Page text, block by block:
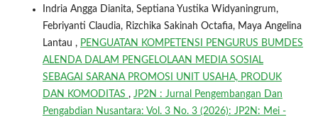
Indria Angga Dianita, Septiana Yustika Widyaningrum,
Febriyanti Claudia, Rizchika Sakinah Octafia, Maya Angelina
Lantau , PENGUATAN KOMPETENSI PENGURUS BUMDES
ALENDA DALAM PENGELOLAAN MEDIA SOSIAL
SEBAGAI SARANA PROMOSI UNIT USAHA, PRODUK
DAN KOMODITAS , JP2N : Jurnal Pengembangan Dan
Pengabdian Nusantara: Vol. 3 No. 3 (2026): JP2N: Mei -